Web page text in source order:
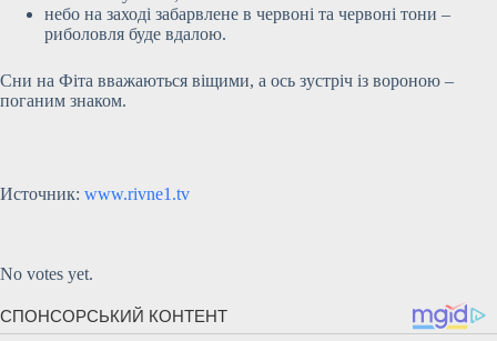
небо на заході забарвлене в червоні та червоні тони –
риболовля буде вдалою.
Сни на Фіта вважаються віщими, а ось зустріч із вороною –
поганим знаком.
Источник: www.rivne1.tv
No votes yet.